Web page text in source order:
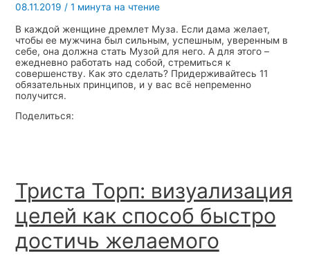
08.11.2019 / 1 минута на чтение
В каждой женщине дремлет Муза. Если дама желает,
чтобы ее мужчина был сильным, успешным, уверенным в
себе, она должна стать Музой для него. А для этого –
ежедневно работать над собой, стремиться к
совершенству. Как это сделать? Придерживайтесь 11
обязательных принципов, и у вас всё непременно
получится.
Поделиться:
Триста Торп: визуализация
целей как способ быстро
достичь желаемого